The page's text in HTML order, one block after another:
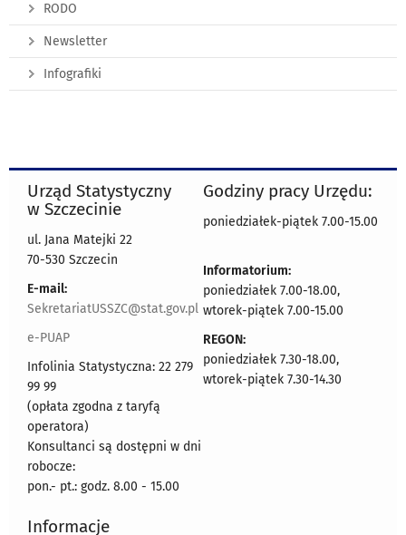
RODO
Newsletter
Infografiki
Urząd Statystyczny
w Szczecinie
ul. Jana Matejki 22
70-530 Szczecin
E-mail:
SekretariatUSSZC@stat.gov.pl
e-PUAP
Infolinia Statystyczna: 22 279
99 99
(opłata zgodna z taryfą
operatora)
Konsultanci są dostępni w dni
robocze:
pon.- pt.: godz. 8.00 - 15.00
Godziny pracy Urzędu:
poniedziałek-piątek 7.00-15.00
Informatorium:
poniedziałek 7.00-18.00,
wtorek-piątek 7.00-15.00
REGON:
poniedziałek 7.30-18.00,
wtorek-piątek 7.30-14.30
Informacje